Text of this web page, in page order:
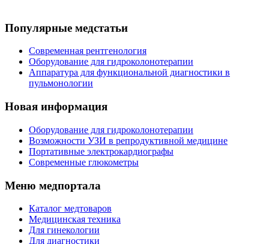
Популярные медстатьи
Современная рентгенология
Оборудование для гидроколонотерапии
Аппаратура для функциональной диагностики в
пульмонологии
Новая информация
Оборудование для гидроколонотерапии
Возможности УЗИ в репродуктивной медицине
Портативные электрокардиографы
Современные глюкометры
Меню медпортала
Каталог медтоваров
Медицинская техника
Для гинекологии
Для диагностики